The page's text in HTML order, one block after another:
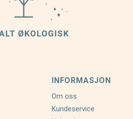
INFORMASJON
Om oss
Kundeservice